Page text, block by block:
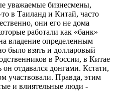
уважаемые бизнесмены,
в Таиланд и Китай, часто
они его не дома
работали как «банк»
владение определенным
было взять и долларовый
в России, в Китае
он отдавался донгами. Кстати,
участвовали. Правда, этим
и влиятельные люди -